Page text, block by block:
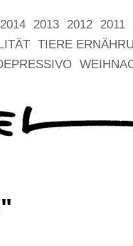
2014 2013 2012 2011
TIERE